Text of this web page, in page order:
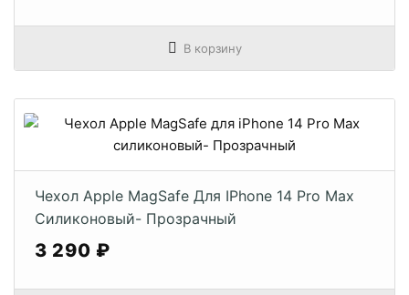
В корзину
Чехол Apple MagSafe Для IPhone 14 Pro Max
Силиконовый- Прозрачный
3 290 ₽